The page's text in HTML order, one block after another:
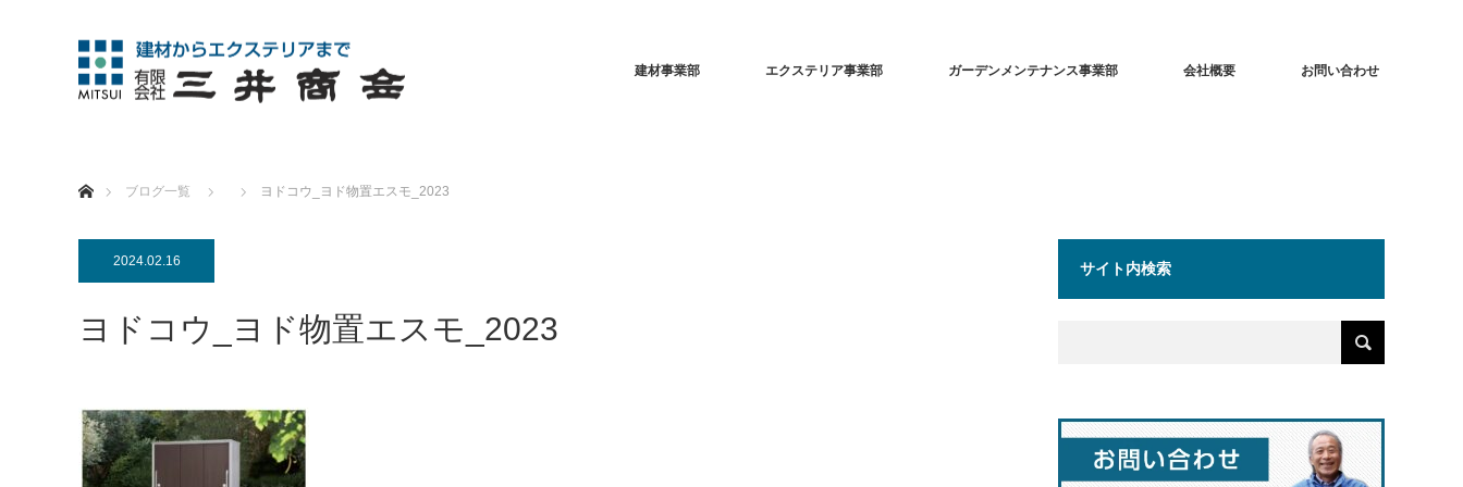
建材事業部 エクステリア事業部 ガーデンメンテナンス事業部 会社概要 お問い合わせ
ブログ一覧
ヨドコウ_ヨド物置エスモ_2023
2024.02.16
ヨドコウ_ヨド物置エスモ_2023
サイト内検索